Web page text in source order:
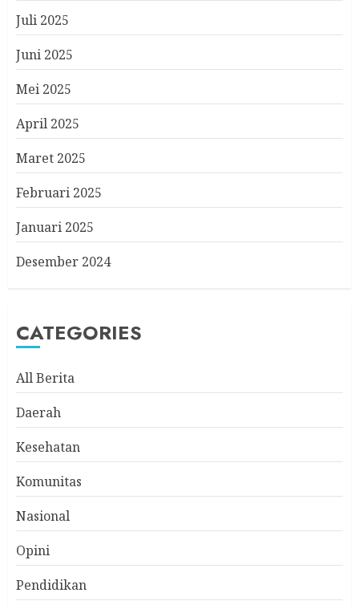
Juli 2025
Juni 2025
Mei 2025
April 2025
Maret 2025
Februari 2025
Januari 2025
Desember 2024
CATEGORIES
All Berita
Daerah
Kesehatan
Komunitas
Nasional
Opini
Pendidikan